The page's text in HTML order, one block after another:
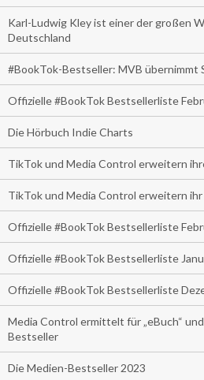
Karl-Ludwig Kley ist einer der großen
Deutschland
#BookTok-Bestseller: MVB übernimmt
Offizielle #BookTok Bestsellerliste
Die Hörbuch Indie Charts
TikTok und Media Control erweitern
TikTok und Media Control erweitern
Offizielle #BookTok Bestsellerliste
Offizielle #BookTok Bestsellerliste
Offizielle #BookTok Bestsellerliste
Media Control ermittelt für „eBuch“ und
Bestseller
Die Medien-Bestseller 2023